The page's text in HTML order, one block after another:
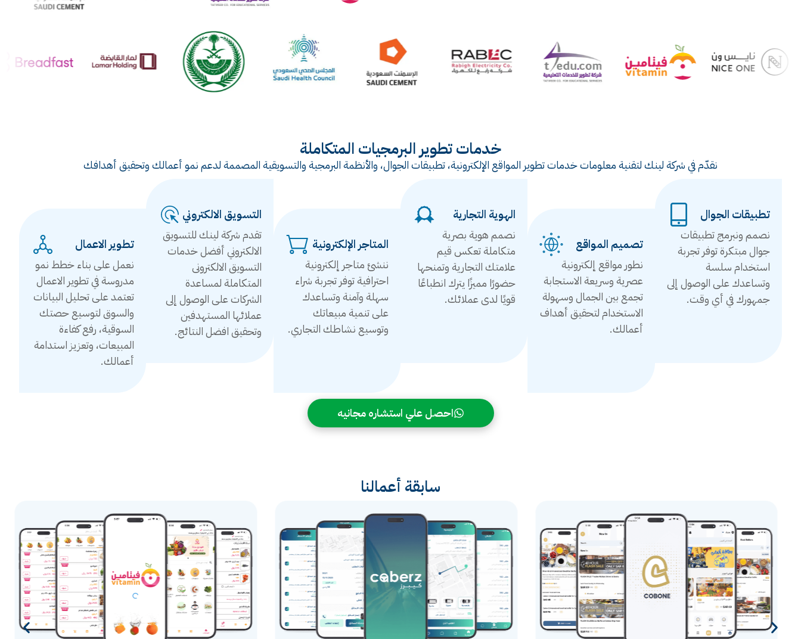
خدمات تطوير البرمجيات المتكاملة
نقدّم في شركة لينك لتقنية معلومات خدمات تطوير المواقع الإلكترونية، تطبيقات الجوال، والأنظمة البرمجية والتسويقية المصممة لدعم نمو أعمالك وتحقيق أهدافك
تطبيقات الجوال
نصمم ونبرمج تطبيقات
جوال مبتكرة توفر تجربة
استخدام سلسة
وتساعدك على الوصول إلى
جمهورك في أي وقت.
تصميم المواقع
نطور مواقع إلكترونية
عصرية وسريعة الاستجابة
تجمع بين الجمال وسهولة
الاستخدام لتحقيق أهداف
أعمالك.
الهوية التجارية
نصمم هوية بصرية
متكاملة تعكس قيم
علامتك التجارية وتمنحها
حضورًا مميزًا يترك انطباعًا
قويًا لدى عملائك.
المتاجر الإلكترونية
ننشئ متاجر إلكترونية
احترافية توفر تجربة شراء
سهلة وآمنة وتساعدك
على تنمية مبيعاتك
وتوسيع نشاطك التجاري.
التسويق الالكتروني
تقدم شركة لينك للتسويق
الالكتروني أفضل خدمات
التسويق الالكترونى
المتكاملة لمساعدة
الشركات على الوصول إلى
عملائها المستهدفين
وتحقيق افضل النتائج.
تطوير الاعمال
نعمل على بناء خطط نمو
مدروسة في تطوير الاعمال
تعتمد على تحليل البيانات
والسوق لتوسيع حصتك
السوقية، رفع كفاءة
المبيعات، وتعزيز استدامة
أعمالك.
احصل علي استشاره مجانيه
سابقة أعمالنا